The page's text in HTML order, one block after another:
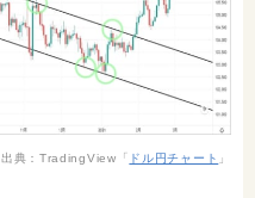
出典：TradingView「 ドル円チャート 」